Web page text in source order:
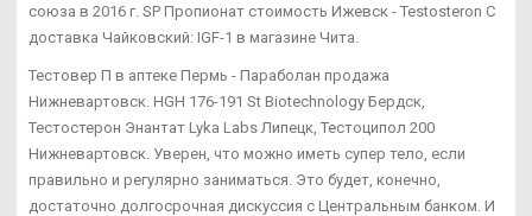
союза в 2016 г. SP Пропионат стоимость Ижевск - Testosteron C
доставка Чайковский: IGF-1 в магазине Чита.
Тестовер П в аптеке Пермь - Параболан продажа
Нижневартовск. HGH 176-191 St Biotechnology Бердск,
Тестостерон Энантат Lyka Labs Липецк, Тестоципол 200
Нижневартовск. Уверен, что можно иметь супер тело, если
правильно и регулярно заниматься. Это будет, конечно,
достаточно долгосрочная дискуссия с Центральным банком. И